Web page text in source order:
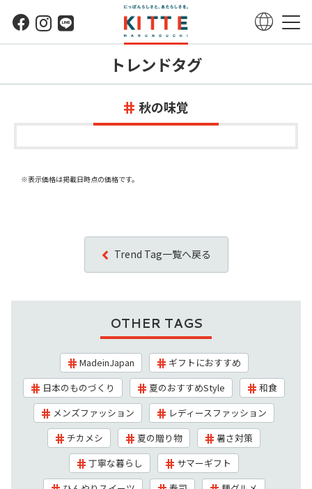
トレンドタグ
秋の味覚
※表示価格は掲載日時点の価格です。
Trend Tag一覧へ戻る
OTHER TAGS
MadeinJapan
ギフトにおすすめ
日本のものづくり
夏のおすすめStyle
和食
メンズファッション
レディースファッション
チカメシ
夏の贈り物
暑さ対策
丁寧な暮らし
サマーギフト